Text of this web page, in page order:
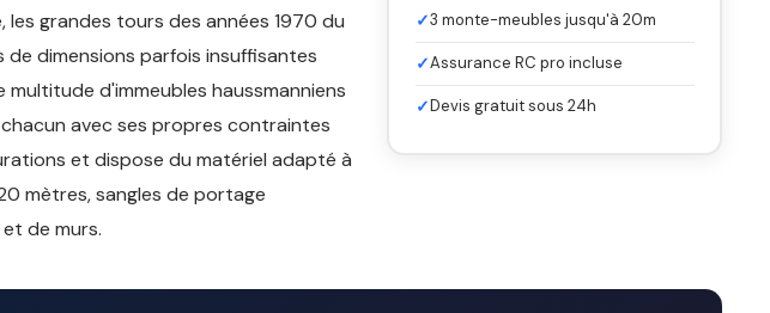
grandes tours des années 1970 du
dimensions parfois insuffisantes
multitude d'immeubles haussmanniens
avec ses propres contraintes
et dispose du matériel adapté à
mètres, sangles de portage
de murs.
✓3 monte-meubles jusqu'à 20m
✓Assurance RC pro incluse
✓Devis gratuit sous 24h